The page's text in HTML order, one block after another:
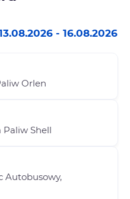
- 16.08.2026
Orlen
Paliw Shell
Autobusowy,